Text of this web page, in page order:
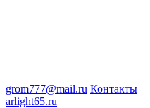
grom777@mail.ru Контакты
arlight65.ru